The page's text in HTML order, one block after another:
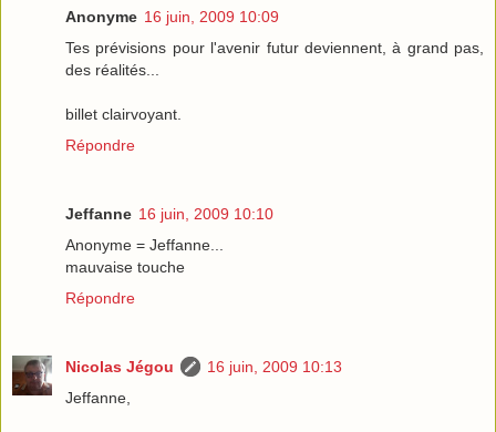
Anonyme 16 juin, 2009 10:09
Tes prévisions pour l'avenir futur deviennent, à grand pas,
des réalités...
billet clairvoyant.
Répondre
Jeffanne 16 juin, 2009 10:10
Anonyme = Jeffanne...
mauvaise touche
Répondre
Nicolas Jégou
16 juin, 2009 10:13
Jeffanne,